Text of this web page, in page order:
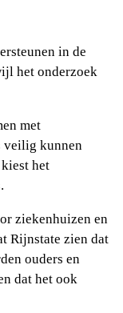
in de
het onderzoek
met
veilig kunnen
het
ziekenhuizen en
Rijnstate zien dat
ouders en
dat het ook